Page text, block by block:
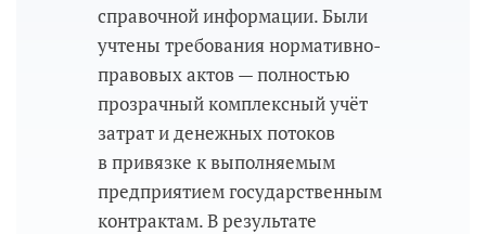
справочной информации. Были
учтены требования нормативно-
правовых актов — полностью
прозрачный комплексный учёт
затрат и денежных потоков
в привязке к выполняемым
предприятием государственным
контрактам. В результате